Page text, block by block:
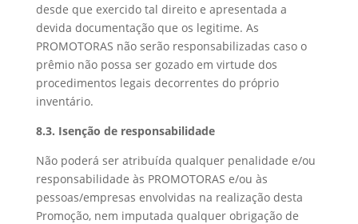
desde que exercido tal direito e apresentada a
devida documentação que os legitime. As
PROMOTORAS não serão responsabilizadas caso o
prêmio não possa ser gozado em virtude dos
procedimentos legais decorrentes do próprio
inventário.
8.3. Isenção de responsabilidade
Não poderá ser atribuída qualquer penalidade e/ou
responsabilidade às PROMOTORAS e/ou às
pessoas/empresas envolvidas na realização desta
Promoção, nem imputada qualquer obrigação de